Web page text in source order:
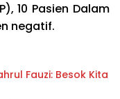
10 Pasien Dalam
negatif.
Fauzi: Besok Kita